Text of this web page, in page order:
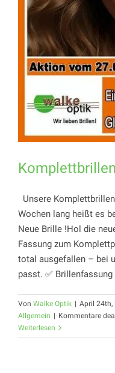
Unsere
Wochen lang heißt es
Neue Brille !Hol die
Fassung zum
total ausgefallen – bei
passt. ✅
Von Walke Optik | April 24th,
Allgemein | Kommentare
Weiterlesen